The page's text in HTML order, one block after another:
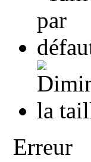
Erreur